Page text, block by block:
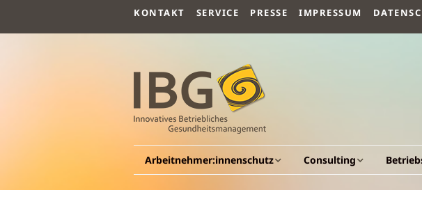
KONTAKT SERVICE PRESSE IMPRESSUM
Arbeitnehmer:innenschutz
Allgemeines
Consulting
Allgemeines